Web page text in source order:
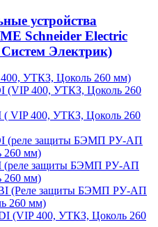
устройства
Schneider Electric
Электрик)
УТКЗ, Цоколь 260 мм)
(VIP 400, УТКЗ, Цоколь 260
VIP 400, УТКЗ, Цоколь 260
(реле защиты БЭМП РУ-АП
260 мм)
(реле защиты БЭМП РУ-АП
260 мм)
(Реле защиты БЭМП РУ-АП
260 мм)
(VIP 400, УТКЗ, Цоколь 260